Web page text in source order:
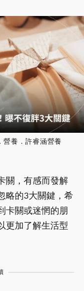
營養．許睿涵營養
關，有感而發解
略的3大關鍵，希
卡關或迷惘的朋
更加了解生活型